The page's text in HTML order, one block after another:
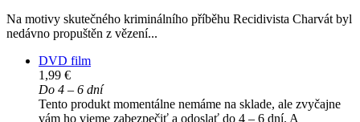
Na motivy skutečného kriminálního příběhu Recidivista Charvát byl
nedávno propuštěn z vězení...
DVD film
1,99 €
Do 4 – 6 dní
Tento produkt momentálne nemáme na sklade, ale zvyčajne
vám ho vieme zabezpečiť a odoslať do 4 – 6 dní. A